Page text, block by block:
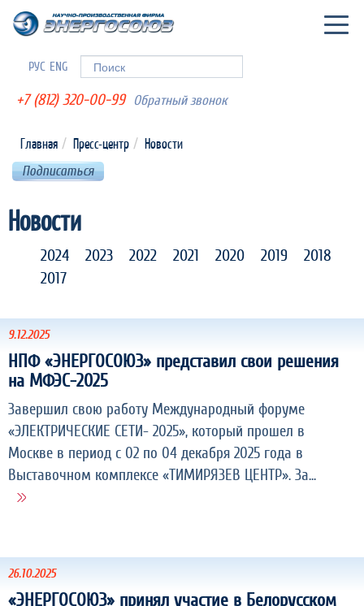
РУС ENG Форма поиска
+7 (812) 320-00-99
Обратный звонок
Главная Пресс-центр Новости
Подписаться
Новости
2024 2023 2022 2021 2020 2019
2018
2017
9.12.2025
НПФ «ЭНЕРГОСОЮЗ» представил свои решения
на МФЭС-2025
Завершил свою работу Международный форуме
«ЭЛЕКТРИЧЕСКИЕ СЕТИ- 2025», который прошел в
Москве в период с 02 по 04 декабря 2025 года в
Выставочном комплексе «ТИМИРЯЗЕВ ЦЕНТР». За...
26.10.2025
«ЭНЕРГОСОЮЗ» принял участие в Белорусском